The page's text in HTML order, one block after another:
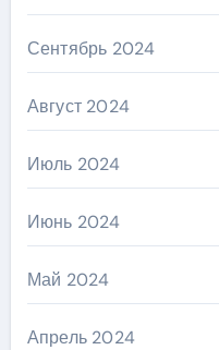
Сентябрь 2024
Август 2024
Июль 2024
Июнь 2024
Май 2024
Апрель 2024